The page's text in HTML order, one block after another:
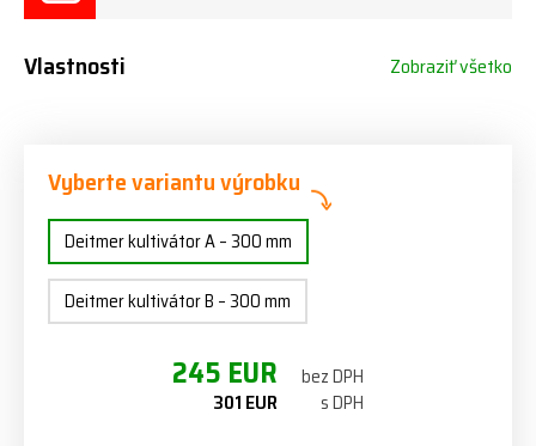
Vlastnosti Zobraziť všetko
Vyberte variantu výrobku
Deitmer kultivátor A – 300 mm
Deitmer kultivátor B – 300 mm
245 EUR bez DPH
301 EUR s DPH